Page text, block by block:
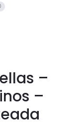
–
–